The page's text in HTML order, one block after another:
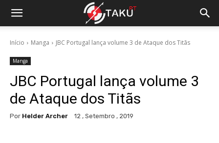
Início Manga JBC Portugal lança volume 3 de Ataque dos Titãs
Manga
JBC Portugal lança volume 3
de Ataque dos Titãs
Por Helder Archer 12 , Setembro , 2019